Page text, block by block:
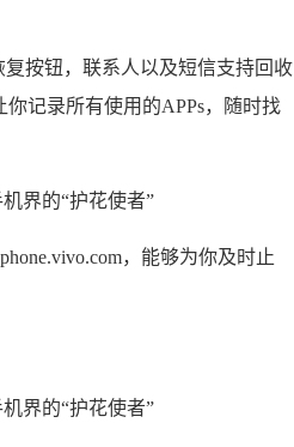
按钮，联系人以及短信支持回收
记录所有使用的APPs，随时找
，能够为你及时止